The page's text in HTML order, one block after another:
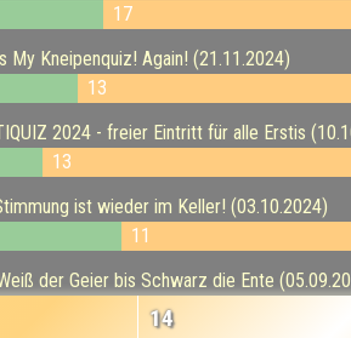
17
My Kneipenquiz! Again! (21.11.2024)
13
2024 - freier Eintritt für alle Erstis
13
ist wieder im Keller! (03.10.2024)
11
der Geier bis Schwarz die Ente
14